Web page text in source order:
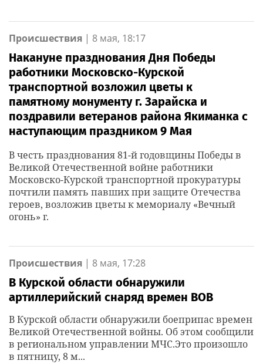
Происшествия | 8 мая, 18:17
Накануне празднования Дня Победы
работники Московско-Курской
транспортной возложил цветы к
памятному монументу г. Зарайска и
поздравили ветеранов района Якиманка с
наступающим праздником 9 Мая
В честь празднования 81-й годовщины Победы в
Великой Отечественной войне работники
Московско-Курской транспортной прокуратуры
почтили память павших при защите Отечества
героев, возложив цветы к мемориалу «Вечный
огонь» г.
Происшествия | 8 мая, 17:28
В Курской области обнаружили
артиллерийский снаряд времен ВОВ
В Курской области обнаружили боеприпас времен
Великой Отечественной войны. Об этом сообщили
в региональном управлении МЧС.Это произошло
в пятницу, 8 м...